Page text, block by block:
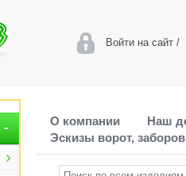
Войти на сайт/
О компании
Наш
Эскизы ворот, заборов